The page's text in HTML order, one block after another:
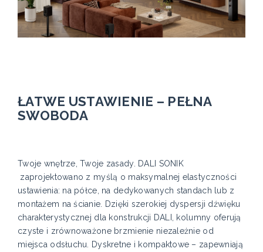
ŁATWE USTAWIENIE – PEŁNA
SWOBODA
Twoje wnętrze, Twoje zasady. DALI SONIK
zaprojektowano z myślą o maksymalnej elastyczności
ustawienia: na półce, na dedykowanych standach lub z
montażem na ścianie. Dzięki szerokiej dyspersji dźwięku
charakterystycznej dla konstrukcji DALI, kolumny oferują
czyste i zrównoważone brzmienie niezależnie od
miejsca odsłuchu. Dyskretne i kompaktowe – zapewniają